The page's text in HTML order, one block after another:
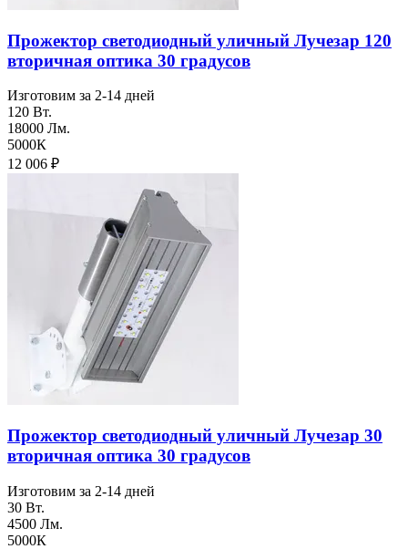
Прожектор светодиодный уличный Лучезар 120
вторичная оптика 30 градусов
Изготовим за 2-14 дней
120 Вт.
18000 Лм.
5000К
12 006 ₽
Прожектор светодиодный уличный Лучезар 30
вторичная оптика 30 градусов
Изготовим за 2-14 дней
30 Вт.
4500 Лм.
5000К